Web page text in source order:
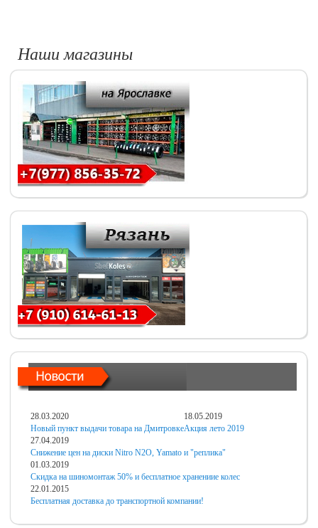
Наши магазины
28.03.2020
Новый пункт выдачи товара на Дмитровке
18.05.2019
Акция лето 2019
27.04.2019
Снижение цен на диски Nitro N2O, Yamato и "реплика"
01.03.2019
Скидка на шиномонтаж 50% и бесплатное хранениие колес
22.01.2015
Бесплатная доставка до транспортной компании!